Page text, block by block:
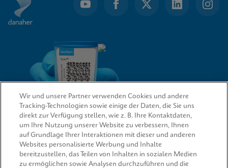
QUICK LINKS
Wir und unsere Partner verwenden Cookies und andere
Tracking-Technologien sowie einige der Daten, die Sie uns
direkt zur Verfügung stellen, wie z. B. Ihre Kontaktdaten,
um Ihre Nutzung unserer Website zu verbessern, Ihnen
auf Grundlage Ihrer Interaktionen mit dieser und anderen
Websites personalisierte Werbung und Inhalte
bereitzustellen, das Teilen von Inhalten in sozialen Medien
zu ermöglichen sowie Analysen durchzuführen und die